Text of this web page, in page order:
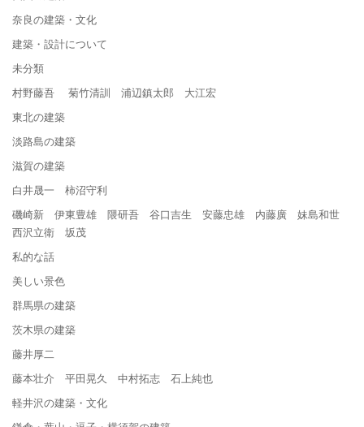
奈良の建築・文化
建築・設計について
未分類
村野藤吾 菊竹清訓 浦辺鎮太郎 大江宏
東北の建築
淡路島の建築
滋賀の建築
白井晟一 柿沼守利
磯崎新 伊東豊雄 隈研吾 谷口吉生 安藤忠雄 内藤廣 妹島和世
西沢立衛 坂茂
私的な話
美しい景色
群馬県の建築
茨木県の建築
藤井厚二
藤本壮介 平田晃久 中村拓志 石上純也
軽井沢の建築・文化